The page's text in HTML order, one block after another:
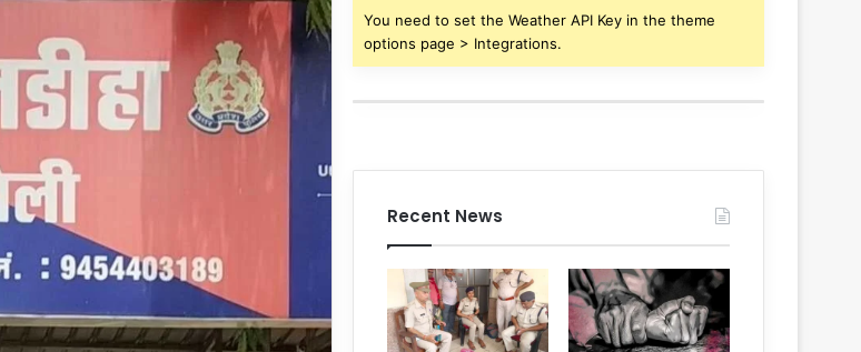
You need to set the Weather API Key in the theme
options page > Integrations.
Recent News